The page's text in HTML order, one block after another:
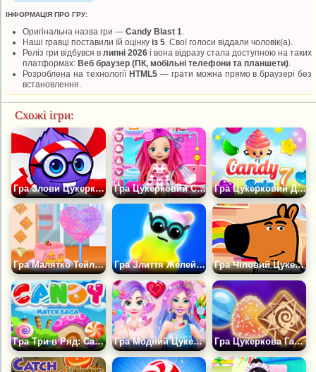
ІНФОРМАЦІЯ ПРО ГРУ:
Оригінальна назва гри —Candy Blast 1
Наші гравці поставили їй оцінкуіз 5 . Свої голоси віддаличоловік(а).
Реліз гри відбувся влипні 2026 і вона відразу стала доступною на таких
платформах:Веб браузер (ПК, мобільні телефони та планшети)
Розроблена на технології HTML5— грати можна прямо в браузері без
встановлення.
Схожі ігри:
Гра Злови Цукерку 2 Гра Цукерковий Світ Малятка Белли Гра Цукерковий Дощ 7
Гра Малятко Тейлор: Магазин солодкої вати Гра Злиття Желейних Цукерок Гра Чіловий Цукерки
Гра Три в Ряд: Сага про цукерки Гра Модний Цукерковий Стиль Гра Цукеркова Галактика